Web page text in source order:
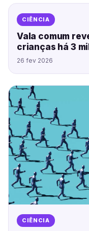
CIÊNCIA
Vala comum
crianças há 3
26 fev 2026
CIÊNCIA